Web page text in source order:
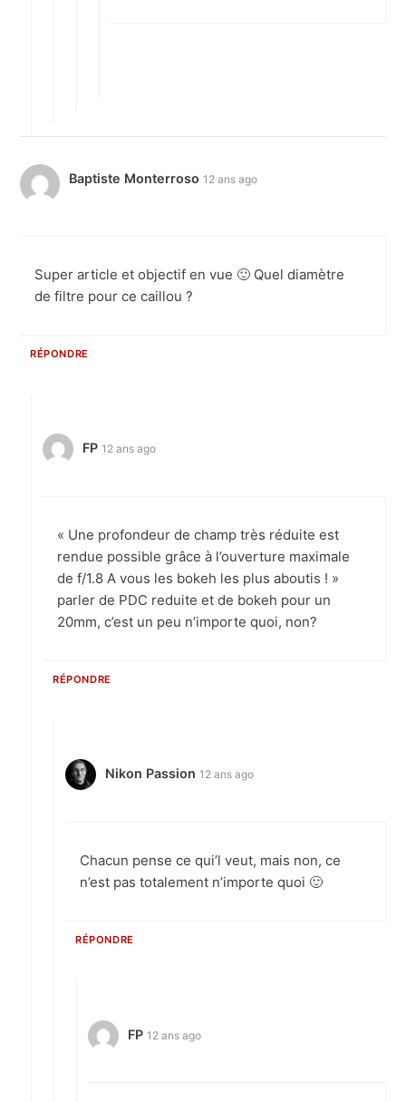
Baptiste Monterroso 12 ans ago
Super article et objectif en vue 🙂 Quel diamètre
de filtre pour ce caillou ?
RÉPONDRE
FP 12 ans ago
« Une profondeur de champ très réduite est
rendue possible grâce à l’ouverture maximale
de f/1.8 A vous les bokeh les plus aboutis ! »
parler de PDC reduite et de bokeh pour un
20mm, c’est un peu n’importe quoi, non?
RÉPONDRE
Nikon Passion 12 ans ago
Chacun pense ce qui’l veut, mais non, ce
n’est pas totalement n’importe quoi 🙂
RÉPONDRE
FP 12 ans ago